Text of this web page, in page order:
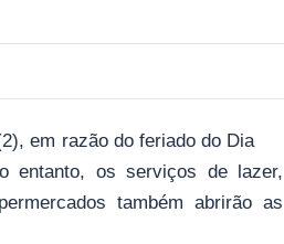
em razão do feriado do Dia
entanto, os serviços de lazer,
também abrirão as